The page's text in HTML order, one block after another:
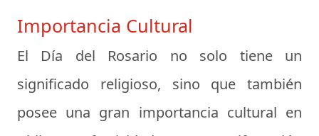
Importancia Cultural
El Día del Rosario no solo tiene un
significado religioso, sino que también
posee una gran importancia cultural en